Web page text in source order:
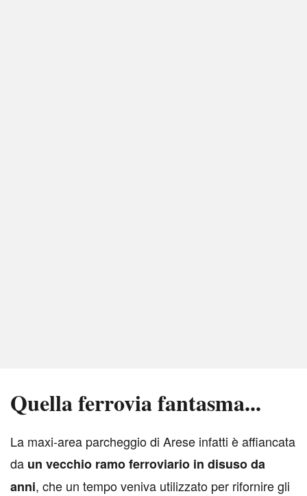
Quella ferrovia fantasma...
La maxi-area parcheggio di Arese infatti è affiancata
da un vecchio ramo ferroviario in disuso da
anni, che un tempo veniva utilizzato per rifornire gli